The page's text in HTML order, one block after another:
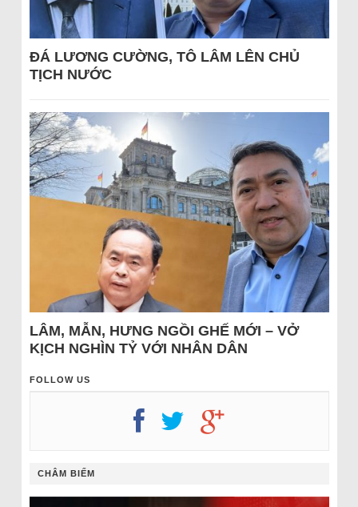
ĐÁ LƯƠNG CƯỜNG, TÔ LÂM LÊN CHỦ
TỊCH NƯỚC
LÂM, MẪN, HƯNG NGỒI GHẾ MỚI – VỞ
KỊCH NGHÌN TỶ VỚI NHÂN DÂN
FOLLOW US
CHÂM BIẾM